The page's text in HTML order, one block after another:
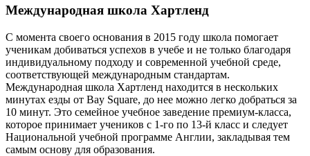
Международная школа Хартленд
С момента своего основания в 2015 году школа помогает
ученикам добиваться успехов в учебе и не только благодаря
индивидуальному подходу и современной учебной среде,
соответствующей международным стандартам.
Международная школа Хартленд находится в нескольких
минутах езды от Bay Square, до нее можно легко добраться за
10 минут. Это семейное учебное заведение премиум-класса,
которое принимает учеников с 1-го по 13-й класс и следует
Национальной учебной программе Англии, закладывая тем
самым основу для образования.